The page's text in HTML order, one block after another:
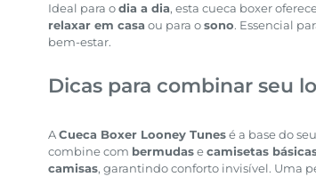
Ideal para odia a dia, esta cueca boxer
relaxar em casa ou para osono. Essencial
bem-estar.
Dicas para combinar seu
ACueca Boxer Looney Tunesé a base do
combine com bermudasecamisetas
camisas, garantindo conforto invisível. Uma